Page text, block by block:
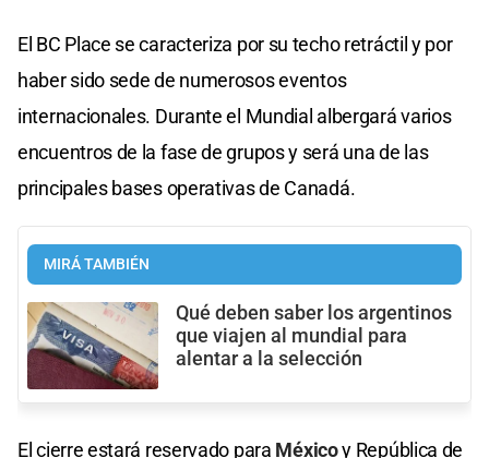
El BC Place se caracteriza por su techo retráctil y por
haber sido sede de numerosos eventos
internacionales. Durante el Mundial albergará varios
encuentros de la fase de grupos y será una de las
principales bases operativas de Canadá.
MIRÁ TAMBIÉN
Qué deben saber los argentinos
que viajen al mundial para
alentar a la selección
El cierre estará reservado para Méxicoy República de